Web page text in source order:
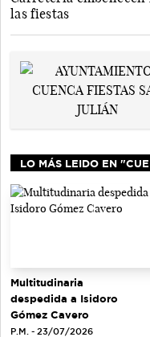
las fiestas
LO MÁS LEIDO EN
Multitudinaria
despedida a Isidoro
Gómez Cavero
P.M. - 23/07/2026